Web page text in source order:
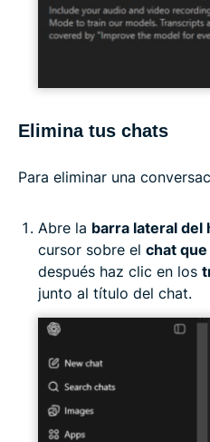
Elimina tus chats
Para eliminar una
Abre la barra lateral del
cursor sobre el chat
después haz clic en los
junto al título del chat.